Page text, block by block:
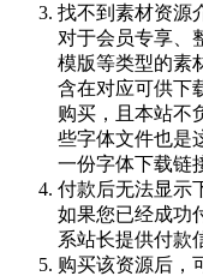
找不到素材资源
对于会员专享、
模版等类型的素
含在对应可供下
购买，且本站不
些字体文件也是
一份字体下载链
付款后无法显示
如果您已经成功
系站长提供付款
购买该资源后，